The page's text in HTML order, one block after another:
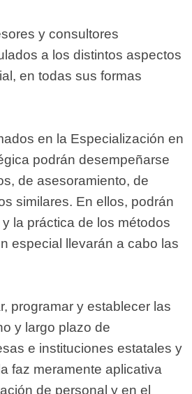
y consultores
a los distintos aspectos
en todas sus formas
en la Especialización en
podrán desempeñarse
de asesoramiento, de
similares. En ellos, podrán
la práctica de los métodos
especial llevarán a cabo las
programar y establecer las
y largo plazo de
e instituciones estatales y
faz meramente aplicativa
de personal y en el